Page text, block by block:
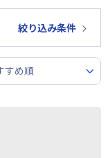
絞り込み条件